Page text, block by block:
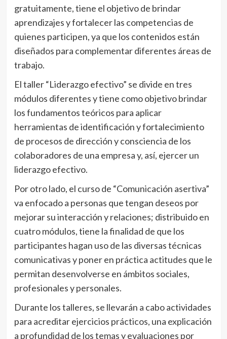
gratuitamente, tiene el objetivo de brindar
aprendizajes y fortalecer las competencias de
quienes participen, ya que los contenidos están
diseñados para complementar diferentes áreas de
trabajo.
El taller “Liderazgo efectivo” se divide en tres
módulos diferentes y tiene como objetivo brindar
los fundamentos teóricos para aplicar
herramientas de identificación y fortalecimiento
de procesos de dirección y consciencia de los
colaboradores de una empresa y, así, ejercer un
liderazgo efectivo.
Por otro lado, el curso de “Comunicación asertiva”
va enfocado a personas que tengan deseos por
mejorar su interacción y relaciones; distribuido en
cuatro módulos, tiene la finalidad de que los
participantes hagan uso de las diversas técnicas
comunicativas y poner en práctica actitudes que le
permitan desenvolverse en ámbitos sociales,
profesionales y personales.
Durante los talleres, se llevarán a cabo actividades
para acreditar ejercicios prácticos, una explicación
a profundidad de los temas y evaluaciones por